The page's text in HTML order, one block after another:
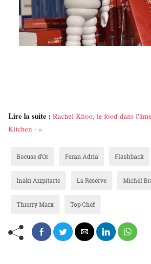
Lire la suite : Rachel Khoo, le food dans
Kitchen - »
Bocuse d’Or Feran Adria Flashback
Inaki Aizpitarte La Réserve Michel
Thierry Marx Top Chef